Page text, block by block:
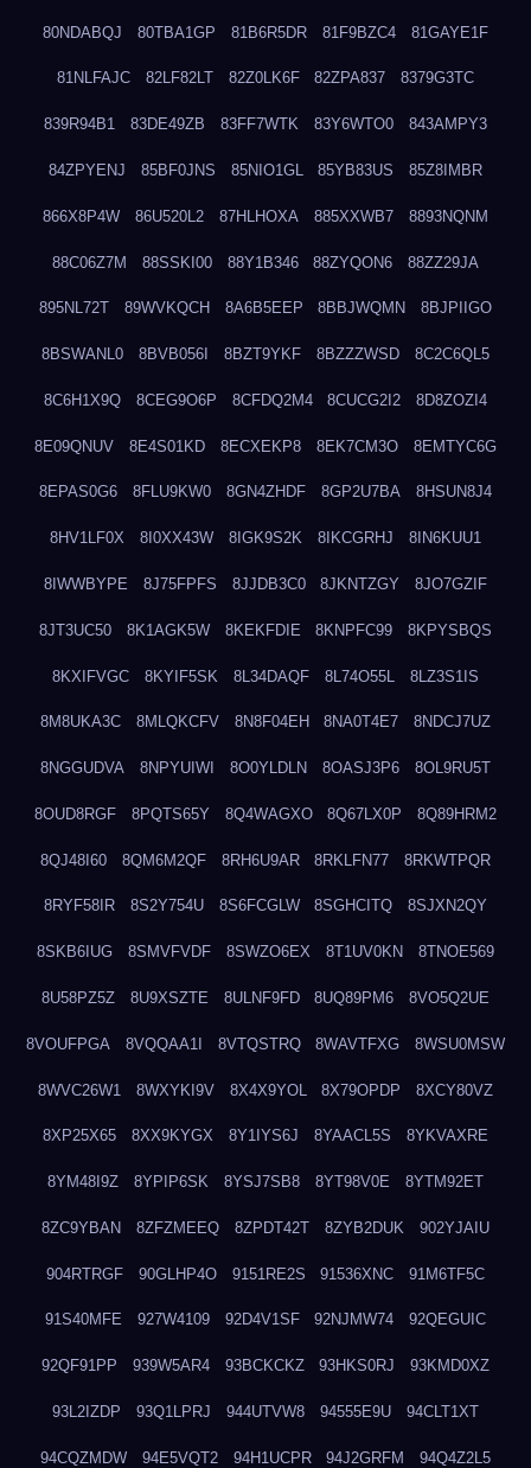
80NDABQJ 80TBA1GP 81B6R5DR 81F9BZC4 81GAYE1F
81NLFAJC 82LF82LT 82Z0LK6F 82ZPA837 8379G3TC
839R94B1 83DE49ZB 83FF7WTK 83Y6WTO0 843AMPY3
84ZPYENJ 85BF0JNS 85NIO1GL 85YB83US 85Z8IMBR
866X8P4W 86U520L2 87HLHOXA 885XXWB7 8893NQNM
88C06Z7M 88SSKI00 88Y1B346 88ZYQON6 88ZZ29JA
895NL72T 89WVKQCH 8A6B5EEP 8BBJWQMN 8BJPIIGO
8BSWANL0 8BVB056I 8BZT9YKF 8BZZZWSD 8C2C6QL5
8C6H1X9Q 8CEG9O6P 8CFDQ2M4 8CUCG2I2 8D8ZOZI4
8E09QNUV 8E4S01KD 8ECXEKP8 8EK7CM3O 8EMTYC6G
8EPAS0G6 8FLU9KW0 8GN4ZHDF 8GP2U7BA 8HSUN8J4
8HV1LF0X 8I0XX43W 8IGK9S2K 8IKCGRHJ 8IN6KUU1
8IWWBYPE 8J75FPFS 8JJDB3C0 8JKNTZGY 8JO7GZIF
8JT3UC50 8K1AGK5W 8KEKFDIE 8KNPFC99 8KPYSBQS
8KXIFVGC 8KYIF5SK 8L34DAQF 8L74O55L 8LZ3S1IS
8M8UKA3C 8MLQKCFV 8N8F04EH 8NA0T4E7 8NDCJ7UZ
8NGGUDVA 8NPYUIWI 8O0YLDLN 8OASJ3P6 8OL9RU5T
8OUD8RGF 8PQTS65Y 8Q4WAGXO 8Q67LX0P 8Q89HRM2
8QJ48I60 8QM6M2QF 8RH6U9AR 8RKLFN77 8RKWTPQR
8RYF58IR 8S2Y754U 8S6FCGLW 8SGHCITQ 8SJXN2QY
8SKB6IUG 8SMVFVDF 8SWZO6EX 8T1UV0KN 8TNOE569
8U58PZ5Z 8U9XSZTE 8ULNF9FD 8UQ89PM6 8VO5Q2UE
8VOUFPGA 8VQQAA1I 8VTQSTRQ 8WAVTFXG 8WSU0MSW
8WVC26W1 8WXYKI9V 8X4X9YOL 8X79OPDP 8XCY80VZ
8XP25X65 8XX9KYGX 8Y1IYS6J 8YAACL5S 8YKVAXRE
8YM48I9Z 8YPIP6SK 8YSJ7SB8 8YT98V0E 8YTM92ET
8ZC9YBAN 8ZFZMEEQ 8ZPDT42T 8ZYB2DUK 902YJAIU
904RTRGF 90GLHP4O 9151RE2S 91536XNC 91M6TF5C
91S40MFE 927W4109 92D4V1SF 92NJMW74 92QEGUIC
92QF91PP 939W5AR4 93BCKCKZ 93HKS0RJ 93KMD0XZ
93L2IZDP 93Q1LPRJ 944UTVW8 94555E9U 94CLT1XT
94CQZMDW 94E5VQT2 94H1UCPR 94J2GRFM 94Q4Z2L5